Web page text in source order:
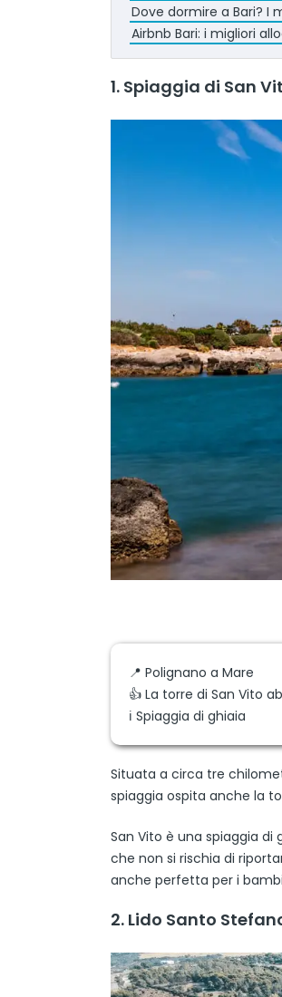
Dove dormire a Bari? I
Airbnb Bari: i migliori
1. Spiaggia di San
📍 Polignano a Mare
👍 La torre di San Vito
ℹ️ Spiaggia di ghiaia
Situata a circa tre
spiaggia ospita anche la
San Vito è una spiaggia
che non si rischia di
anche perfetta per i
2. Lido Santo